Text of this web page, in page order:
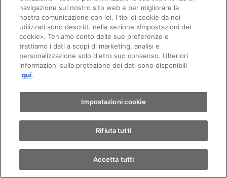
Chiama E-mail
navigazione sul nostro sito web e per migliorare la
nostra comunicazione con lei. I tipi di cookie da noi
utilizzati sono descritti nella sezione «Impostazioni dei
cookie». Teniamo conto delle sue preferenze e
trattiamo i dati a scopi di marketing, analisi e
personalizzazione solo dietro suo consenso. Ulteriori
informazioni sulla protezione dei dati sono disponibili
qui.
Impostazioni cookie
Rifiuta tutti
Accetta tutti